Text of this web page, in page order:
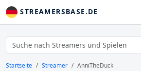
STREAMERSBASE.DE
Startseite Streamer AnniTheDuck